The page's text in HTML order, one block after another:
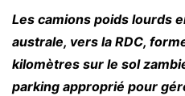
Les camions poids lourds
australe, vers la RDC,
kilomètres sur le sol
parking approprié pour